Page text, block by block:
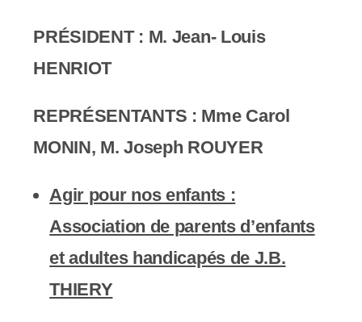
PRÉSIDENT : M. Jean- Louis
HENRIOT
REPRÉSENTANTS : Mme Carol
MONIN, M.Joseph ROUYER
Agir pour nos enfants :
Association de parents d’enfants
et adultes handicapés de J.B.
THIERY